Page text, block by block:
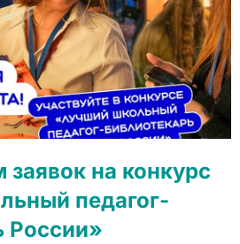
на конкурс
педагог-
России»